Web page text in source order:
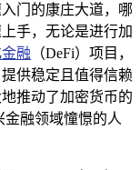
门的康庄大道，哪
手，无论是进行加
融 （DeFi）项目，
供稳定且值得信赖
推动了加密货币的
融领域憧憬的人